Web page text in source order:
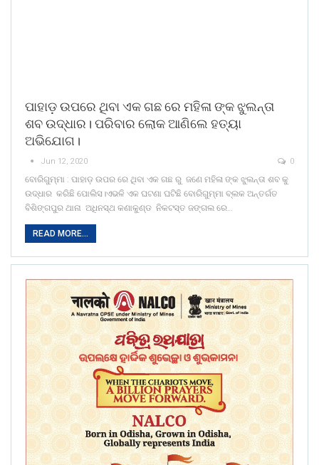
ପାହାଡ଼ ଉପରେ ଥିବା ଏକ ଗଛ ରେ ମହିଳା ଙ୍କ ଝୁଲନ୍ତା
ଶବ ଉଦ୍ଧାର। ପରିବାର ଲୋକ ଆଣିଲେ ହତ୍ୟା
ଅଭିଯୋଗ।
Jun 12, 2020 0
ବୋରିଗୁମ୍ମା : ପାହାଡ଼ ଉପର ରେ ଥିବା ଏକ ଗଛ ରୁ ଜଣେ ମହିଳା ଙ୍କ ଝୁଲନ୍ତା ଶବ କୁ
ଉଦ୍ଧାର କରିଛି ପୋଲିସ।ଏଭଳି ଏକ ଘଟଣା ଘଟିଛି ବୋରିଗୁମ୍ମା ବ୍ଲକ ଅନ୍ତର୍ଗତ
ବିଶିଙ୍ଗପୁର ଥାନା ଅଧିନସ୍ଥ କଣାକୁଣ୍ଡ ନିକଟସ୍ତ ଜଙ୍ଗଲ ରେ…
READ MORE...